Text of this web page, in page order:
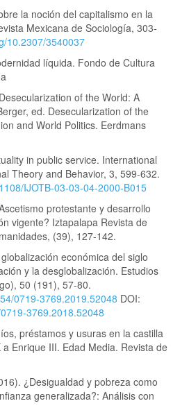
la noción del capitalismo en la
Mexicana de Sociología, 303-
10.2307/3540037
líquida. Fondo de Cultura
of the World: A
ed. Desecularization of the
and World Politics. Eerdmans
in public service. International
Theory and Behavior, 3, 599-632.
IJOTB-03-03-04-2000-B015
protestante y desarrollo
vigente? Iztapalapa Revista de
(39), 127-142.
económica del siglo
y la desglobalización. Estudios
50 (191), 57-80.
0719-3769.2019.52048 DOI:
3769.2018.52048
préstamos y usuras en la castilla
Enrique III. Edad Media. Revista de
¿Desigualdad y pobreza como
generalizada?: Análisis con